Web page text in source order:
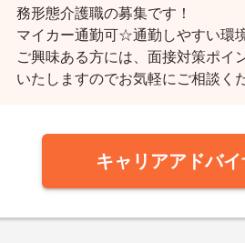
務形態介護職の募集です！
マイカー通勤可☆通勤しやすい環
ご興味ある方には、面接対策ポイ
いたしますのでお気軽にご相談く
キャリアアドバ